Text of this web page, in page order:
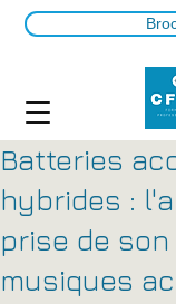
Batteries
hybrides :
prise de
musiques